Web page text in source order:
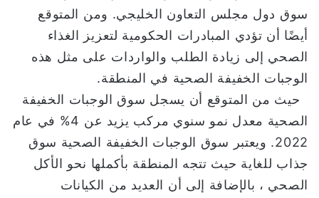
سوق دول مجلس التعاون الخليجي. ومن المتوقع
أيضًا أن تؤدي المبادرات الحكومية لتعزيز الغذاء
الصحي إلى زيادة الطلب والواردات على مثل هذه
الوجبات الخفيفة الصحية في المنطقة.
حيث من المتوقع أن يسجل سوق الوجبات الخفيفة
الصحية معدل نمو سنوي مركب يزيد عن 4% في عام
2022. ويعتبر سوق الوجبات الخفيفة الصحية سوق
جذاب للغاية حيث تتجه المنطقة بأكملها نحو الأكل
الصحي ، بالإضافة إلى أن العديد من الكيانات